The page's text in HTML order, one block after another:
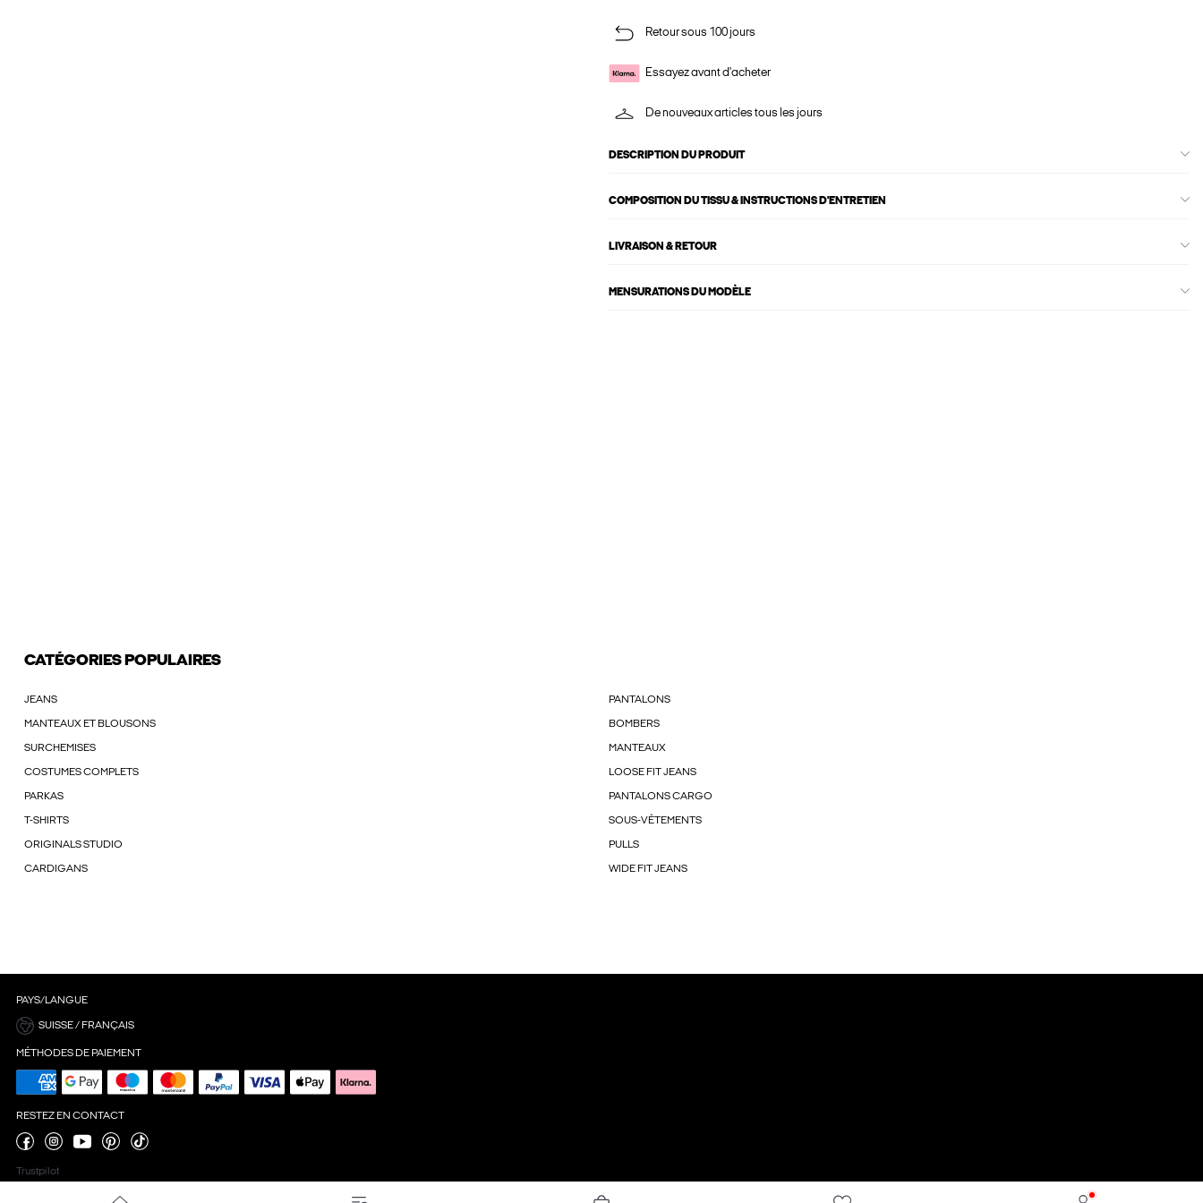
Retour sous 100 jours
Essayez avant d'acheter
De nouveaux articles tous les jours
DESCRIPTION DU PRODUIT
COMPOSITION DU TISSU & INSTRUCTIONS D'ENTRETIEN
LIVRAISON & RETOUR
MENSURATIONS DU MODÈLE
CATÉGORIES POPULAIRES
JEANS PANTALONS
MANTEAUX ET BLOUSONS BOMBERS
SURCHEMISES MANTEAUX
COSTUMES COMPLETS LOOSE FIT JEANS
PARKAS PANTALONS CARGO
T-SHIRTS SOUS-VÊTEMENTS
ORIGINALS STUDIO PULLS
CARDIGANS WIDE FIT JEANS
PAYS/LANGUE
SUISSE / FRANÇAIS
MÉTHODES DE PAIEMENT
RESTEZ EN CONTACT
Trustpilot